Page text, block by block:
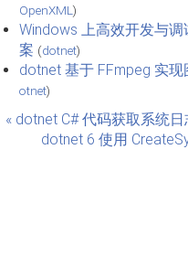
OpenXML )
Windows 上高效开发与
案 (dotnet)
dotnet 基于 FFmpeg 实
otnet)
« dotnet C# 代码获取系统日
dotnet 6 使用